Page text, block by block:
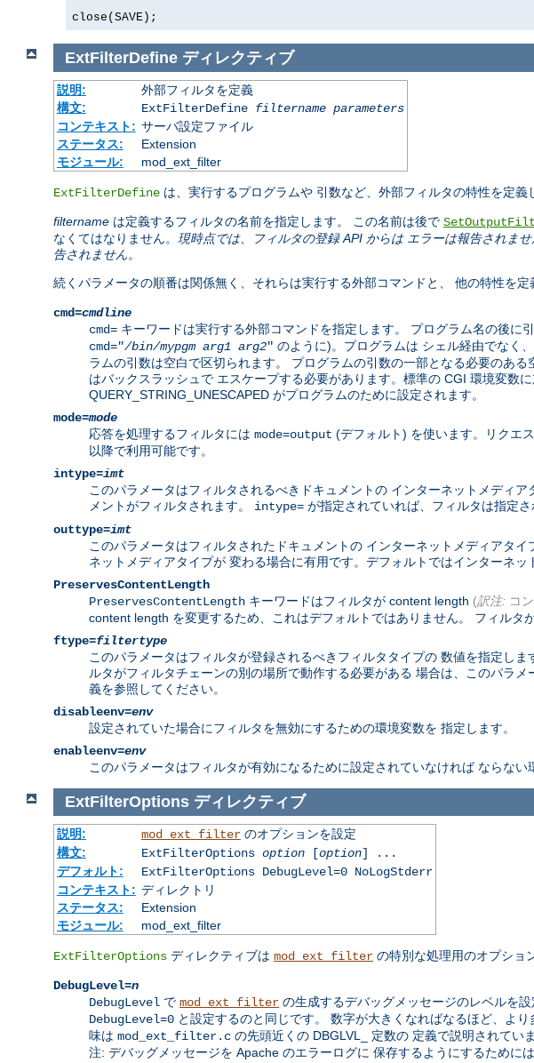
close(SAVE);
ExtFilterDefine ディレクティブ
説明:
外部フィルタを定義
構文:
ExtFilterDefine filtername parameters
コンテキスト: サーバ設定ファイル
ステータス:
Extension
モジュール:
mod_ext_filter
ExtFilterDefine は、実行するプログラムや 引数など、外部フィルタの特性を定義
filtername は定義するフィルタの名前を指定します。 この名前は後で
なくてはなりません。 現時点では、フィルタの登録 API からは エラーは報告されま
告されません。
続くパラメータの順番は関係無く、それらは実行する外部コマンドと、 他の特性を定
cmd=cmdline
cmd= キーワードは実行する外部コマンドを指定します。 プログラム名の後
cmd="/bin/mypgm arg1 arg2" のように)。プログラムは シェル経由でなく
ラムの引数は空白で区切られます。 プログラムの引数の一部となる必要のあ
はバックスラッシュで エスケープする必要があります。標準の CGI 環境変数
QUERY_STRING_UNESCAPED がプログラムのために設定されます。
mode=mode
応答を処理するフィルタには mode=output (デフォルト) を使います。リクエ
以降で利用可能です。
intype=imt
このパラメータはフィルタされるべきドキュメントの インターネットメディア
メントがフィルタされます。 intype= が指定されていれば、フィルタは指定
outtype=imt
このパラメータはフィルタされたドキュメントの インターネットメディアタイ
ネットメディアタイプが 変わる場合に有用です。デフォルトではインターネッ
PreservesContentLength
PreservesContentLength キーワードはフィルタが content length (訳注: コ
content length を変更するため、これはデフォルトではありません。 フィルタ
ftype=filtertype
このパラメータはフィルタが登録されるべきフィルタタイプの 数値を指定し
ルタがフィルタチェーンの別の場所で動作する必要がある 場合は、このパラ
義を参照してください。
disableenv=env
設定されていた場合にフィルタを無効にするための環境変数を 指定します。
enableenv=env
このパラメータはフィルタが有効になるために設定されていなければ ならない
ExtFilterOptions ディレクティブ
説明: mod_ext_filterのオプションを設定
構文:
ExtFilterOptions option[option] ...
デフォルト:
ExtFilterOptions DebugLevel=0 NoLogStderr
コンテキスト: ディレクトリ
ステータス:
Extension
モジュール:
mod_ext_filter
ExtFilterOptions ディレクティブは mod_ext_filter の特別な処理用のオプショ
DebugLevel=n
DebugLevel で mod_ext_filter の生成するデバッグメッセージのレベルを
DebugLevel=0 と設定するのと同じです。 数字が大きくなればなるほど、よ
味は mod_ext_filter.c の先頭近くの DBGLVL_ 定数の 定義で説明されていま
注: デバッグメッセージを Apache のエラーログに 保存するようにするために